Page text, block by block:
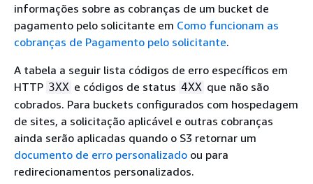
informações sobre as cobranças de um bucket de
pagamento pelo solicitante em Como funcionam as
cobranças de Pagamento pelo solicitante.
A tabela a seguir lista códigos de erro específicos em
HTTP 3XX e códigos de status 4XX que não são
cobrados. Para buckets configurados com hospedagem
de sites, a solicitação aplicável e outras cobranças
ainda serão aplicadas quando o S3 retornar um
documento de erro personalizado ou para
redirecionamentos personalizados.